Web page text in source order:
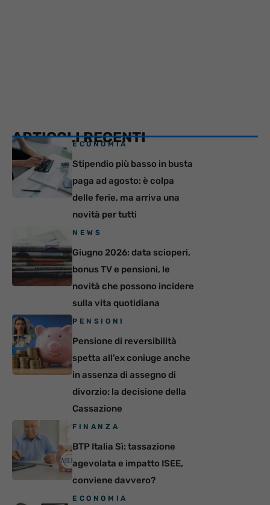
ARTICOLI RECENTI
ECONOMIA
Stipendio più basso in busta
paga ad agosto: è colpa
delle ferie, ma arriva una
novità per tutti
NEWS
Giugno 2026: data scioperi,
bonus TV e pensioni, le
novità che possono incidere
sulla vita quotidiana
PENSIONI
Pensione di reversibilità
spetta all’ex coniuge anche
in assenza di assegno di
divorzio: la decisione della
Cassazione
FINANZA
BTP Italia Sì: tassazione
agevolata e impatto ISEE,
conviene davvero?
ECONOMIA